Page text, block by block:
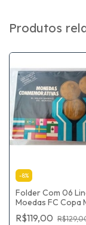
Produtos
-8%
Folder Com 06
Moedas FC Copa
Argentina 1977 E
R$119,00